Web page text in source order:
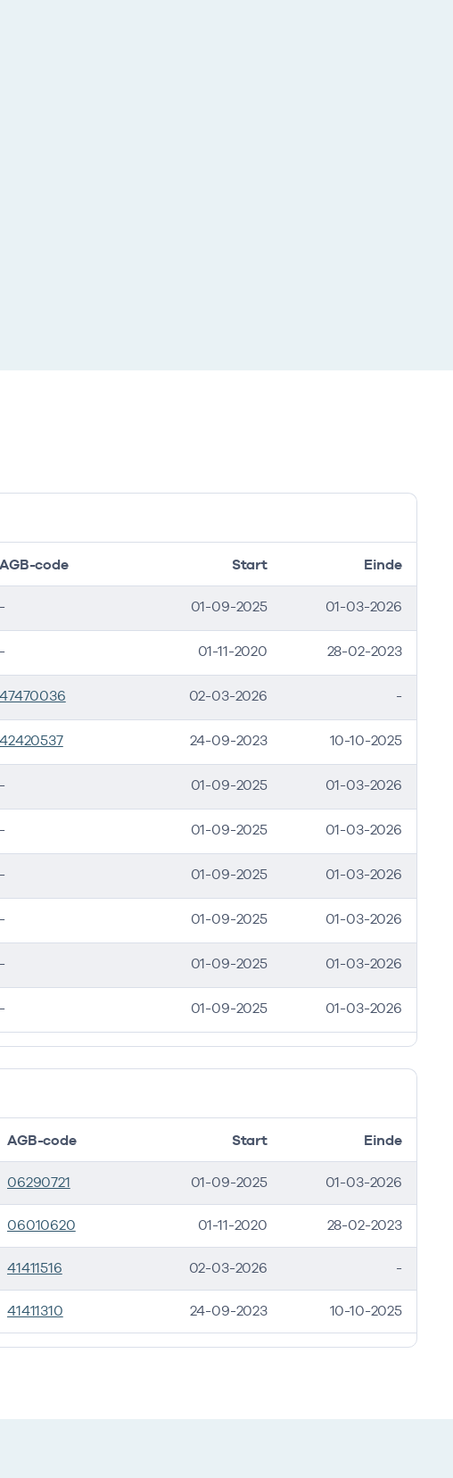
AGB-code Start Einde
- 01-09-2025 01-03-2026
- 01-11-2020 28-02-2023
47470036 02-03-2026 -
42420537 24-09-2023 10-10-2025
- 01-09-2025 01-03-2026
- 01-09-2025 01-03-2026
- 01-09-2025 01-03-2026
- 01-09-2025 01-03-2026
- 01-09-2025 01-03-2026
- 01-09-2025 01-03-2026
AGB-code Start Einde
06290721 01-09-2025 01-03-2026
06010620 01-11-2020 28-02-2023
41411516 02-03-2026 -
41411310 24-09-2023 10-10-2025